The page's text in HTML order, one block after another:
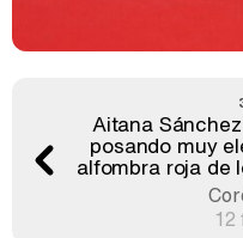
Aitana
posando muy
alfombra roja de